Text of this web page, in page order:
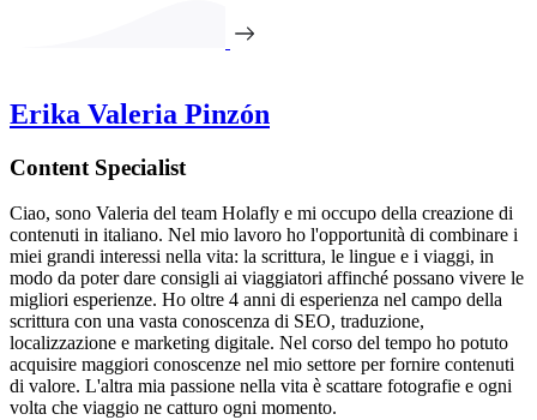
Erika Valeria Pinzón
Content Specialist
Ciao, sono Valeria del team Holafly e mi occupo della creazione di
contenuti in italiano. Nel mio lavoro ho l'opportunità di combinare i
miei grandi interessi nella vita: la scrittura, le lingue e i viaggi, in
modo da poter dare consigli ai viaggiatori affinché possano vivere le
migliori esperienze. Ho oltre 4 anni di esperienza nel campo della
scrittura con una vasta conoscenza di SEO, traduzione,
localizzazione e marketing digitale. Nel corso del tempo ho potuto
acquisire maggiori conoscenze nel mio settore per fornire contenuti
di valore. L'altra mia passione nella vita è scattare fotografie e ogni
volta che viaggio ne catturo ogni momento.